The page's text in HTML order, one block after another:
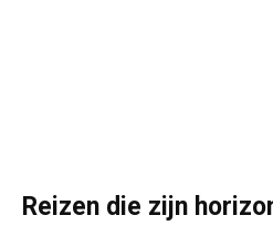
Reizen die zijn